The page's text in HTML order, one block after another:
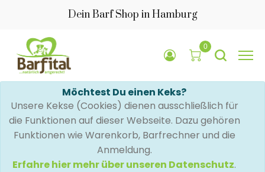
Dein Barf Shop in Hamburg
0
Möchtest Du einen Keks?
Unsere Kekse (Cookies) dienen ausschließlich für
die Funktionen auf dieser Webseite. Dazu gehören
Funktionen wie Warenkorb, Barfrechner und die
Anmeldung.
Erfahre hier mehr über unseren Datenschutz.